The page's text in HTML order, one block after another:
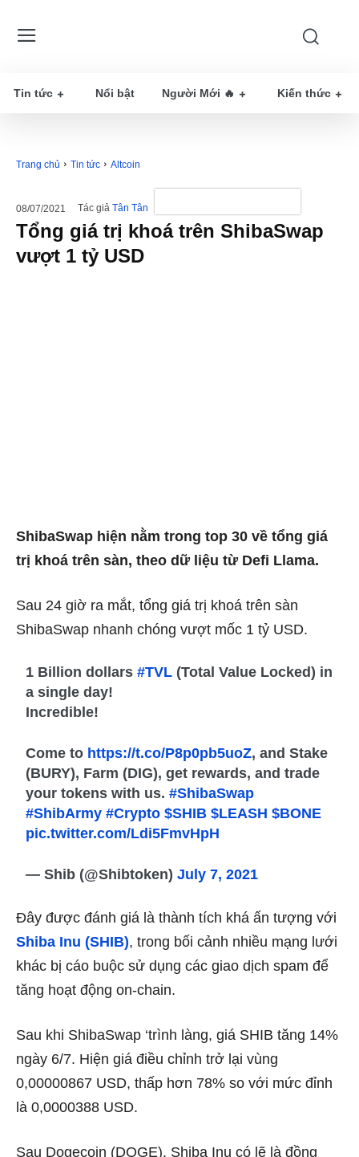
Tin tức Nổi bật Người Mới 🔥 Kiến thức
Trang chủ Tin tức Altcoin
08/07/2021 Tác giả Tân Tân
Tổng giá trị khoá trên ShibaSwap
vượt 1 tỷ USD
ShibaSwap hiện nằm trong top 30 về tổng giá
trị khoá trên sàn, theo dữ liệu từ Defi Llama.
Sau 24 giờ ra mắt, tổng giá trị khoá trên sàn
ShibaSwap nhanh chóng vượt mốc 1 tỷ USD.
1 Billion dollars#TVL (Total Value Locked) in
a single day!
Incredible!
Come to https://t.co/P8p0pb5uoZ, and Stake
(BURY), Farm (DIG), get rewards, and trade
your tokens with us.#ShibaSwap
#ShibArmy #Crypto $SHIB $LEASH $BONE
pic.twitter.com/Ldi5FmvHpH
— Shib (@Shibtoken)July 7, 2021
Đây được đánh giá là thành tích khá ấn tượng với
Shiba Inu (SHIB), trong bối cảnh nhiều mạng lưới
khác bị cáo buộc sử dụng các giao dịch spam để
tăng hoạt động on-chain.
Sau khi ShibaSwap ‘trình làng, giá SHIB tăng 14%
ngày 6/7. Hiện giá điều chỉnh trở lại vùng
0,00000867 USD, thấp hơn 78% so với mức đỉnh
là 0,0000388 USD.
Sau Dogecoin (DOGE), Shiba Inu có lẽ là đồng